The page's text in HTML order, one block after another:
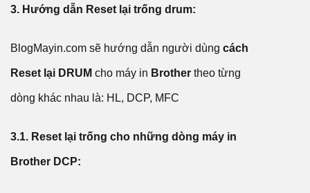
3. Hướng dẫn Reset lại trống drum:
BlogMayin.com sẽ hướng dẫn người dùng cách
Reset lại DRUM cho máy in Brother theo từng
dòng khác nhau là: HL, DCP, MFC
3.1. Reset lại trống cho những dòng máy in
Brother DCP: